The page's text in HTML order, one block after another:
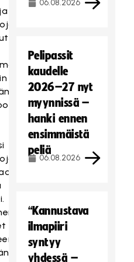
06.08.2026
Pelipassit
kaudelle
2026–27 nyt
myynnissä –
hanki ennen
ensimmäistä
peliä
06.08.2026
“Kannustava
ilmapiiri
syntyy
yhdessä –